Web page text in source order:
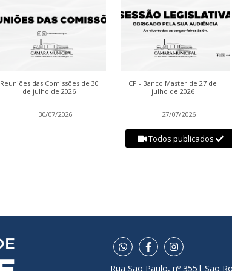
Reuniões das Comissões de 30
de julho de 2026
30/07/2026
CPI- Banco Master de 27 de
julho de 2026
27/07/2026
Todos publicados
Rua São Paulo, nº 355| São